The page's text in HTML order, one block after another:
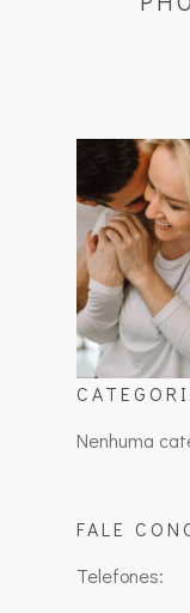
Nenhuma
FALE
Telefones: